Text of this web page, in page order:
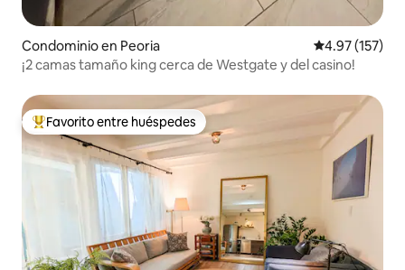
Condominio en Peoria Calificación
4.97 (157)
¡2 camas tamaño king cerca de Westgate y del casino!
De los mejores en Favorito entre huéspedes
Favorito entre huéspedes